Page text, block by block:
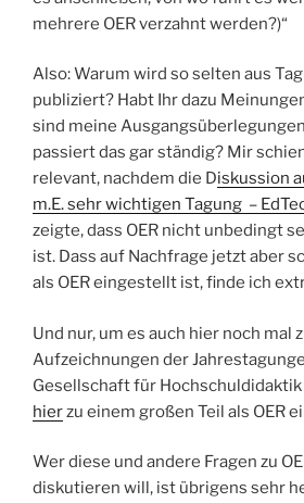
mehrere OER verzahnt werden?)“
Also: Warum wird so selten aus
publiziert? Habt Ihr dazu
sind meine
passiert das gar ständig? Mir
relevant, nachdem die Diskussion
m.E. sehr wichtigen Tagung –
zeigte, dass OER nicht unbedingt
ist. Dass auf Nachfrage jetzt aber
als OER eingestellt ist, finde ich
Und nur, um es auch hier noch mal
Aufzeichnungen der
Gesellschaft für Hochschuldidaktik
hierzu einem großen Teil als OER
Wer diese und andere Fragen zu
diskutieren will, ist übrigens sehr